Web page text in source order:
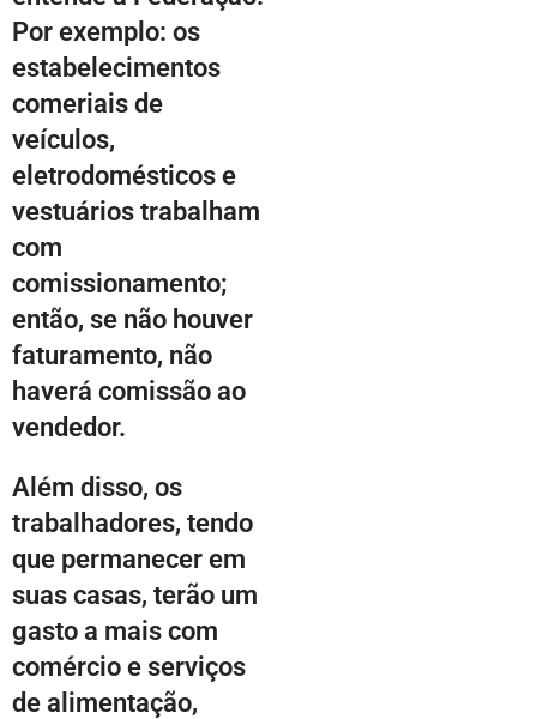
Por exemplo: os
estabelecimentos
comeriais de
veículos,
eletrodomésticos e
vestuários trabalham
com
comissionamento;
então, se não houver
faturamento, não
haverá comissão ao
vendedor.
Além disso, os
trabalhadores, tendo
que permanecer em
suas casas, terão um
gasto a mais com
comércio e serviços
de alimentação,